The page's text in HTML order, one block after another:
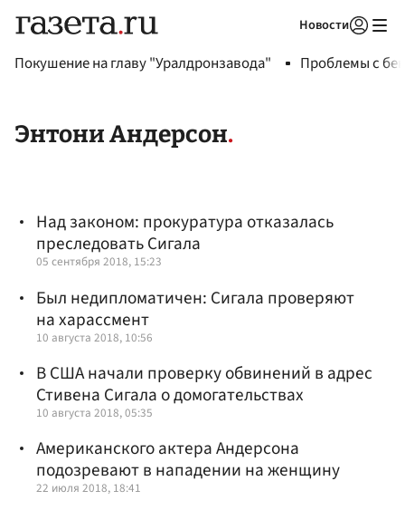
Новости
Покушение на главу "Уралдронзавода" Проблемы с
Энтони Андерсон
Над законом: прокуратура отказалась
преследовать Сигала
05 сентября 2018, 15:23
Был недипломатичен: Сигала проверяют
на харассмент
10 августа 2018, 10:56
В США начали проверку обвинений в адрес
Стивена Сигала о домогательствах
10 августа 2018, 05:35
Американского актера Андерсона
подозревают в нападении на женщину
22 июля 2018, 18:41